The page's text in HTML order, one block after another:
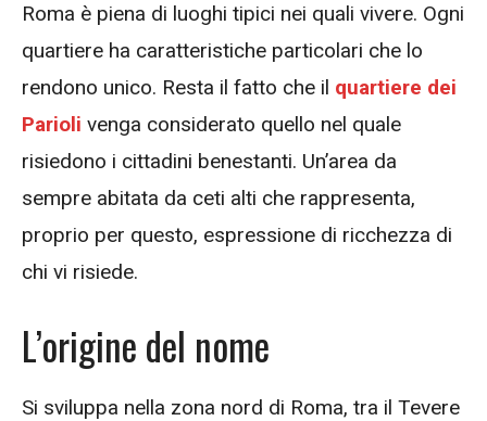
Roma è piena di luoghi tipici nei quali vivere. Ogni
quartiere ha caratteristiche particolari che lo
rendono unico. Resta il fatto che il quartiere dei
Parioli venga considerato quello nel quale
risiedono i cittadini benestanti. Un’area da
sempre abitata da ceti alti che rappresenta,
proprio per questo, espressione di ricchezza di
chi vi risiede.
L’origine del nome
Si sviluppa nella zona nord di Roma, tra il Tevere